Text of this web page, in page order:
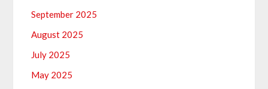
September 2025
August 2025
July 2025
May 2025